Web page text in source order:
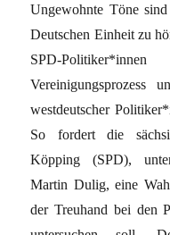
Ungewohnte Töne
Deutschen Einheit zu
SPD-
Vereinigungsprozess
westdeutscher
So fordert die
Köpping (SPD),
Martin Dulig, eine
der Treuhand bei den